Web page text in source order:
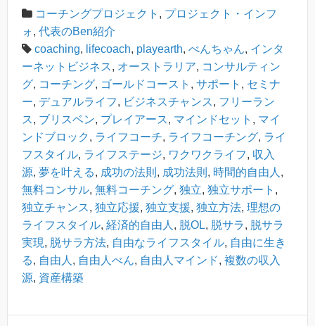
コーチングプロジェクト , プロジェクト・インフ
ォ, 代表のBen紹介
coaching, lifecoach, playearth, べんちゃん, インタ
ーネットビジネス, オーストラリア, コンサルティン
グ, コーチング, ゴールドコースト , サポート , セミナ
ー, デュアルライフ, ビジネスチャンス, フリーラン
ス, ブリスベン, プレイアース, マインドセット , マイ
ンドブロック , ライフコーチ, ライフコーチング, ライ
フスタイル, ライフステージ, ワクワクライフ, 収入
源, 夢を叶える, 成功の法則 , 成功法則 , 時間的自由人 ,
無料コンサル, 無料コーチング, 独立, 独立サポート ,
独立チャンス, 独立応援, 独立支援, 独立方法, 理想の
ライフスタイル, 経済的自由人 , 脱OL, 脱サラ, 脱サラ
実現, 脱サラ方法, 自由なライフスタイル, 自由に生き
る, 自由人 , 自由人べん, 自由人マインド, 複数の収入
源, 資産構築